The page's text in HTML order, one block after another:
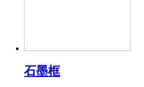
石墨框